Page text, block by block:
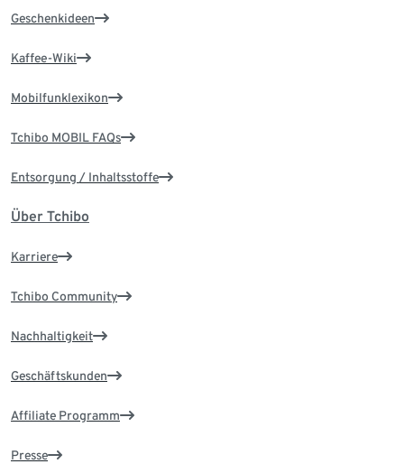
Geschenkideen
Kaffee-Wiki
Mobilfunklexikon
Tchibo MOBIL FAQs
Entsorgung / Inhaltsstoffe
Über Tchibo
Karriere
Tchibo Community
Nachhaltigkeit
Geschäftskunden
Affiliate Programm
Presse